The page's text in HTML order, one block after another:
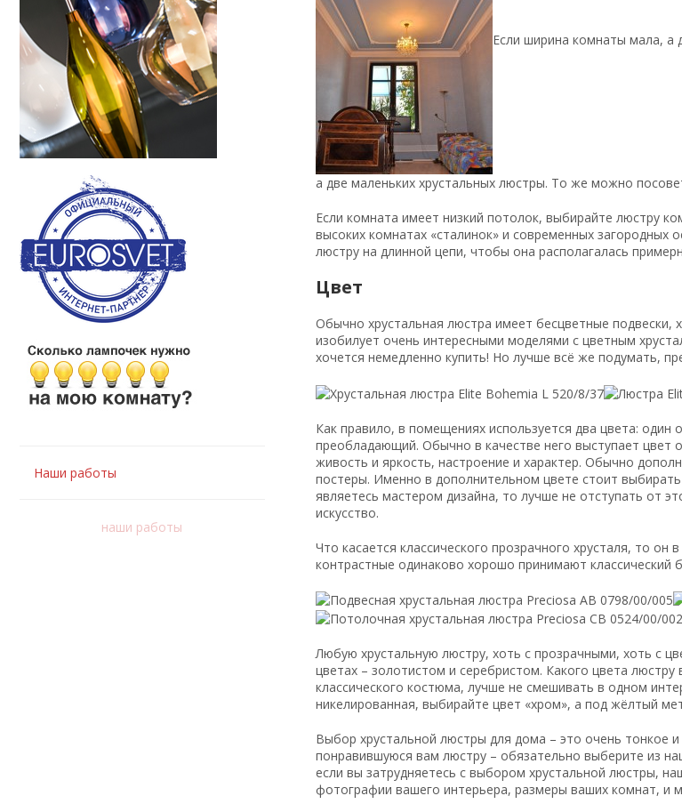
Если ширина комнаты мала, а
а две маленьких хрустальных люстры. То же можно
Если комната имеет низкий потолок, выбирайте люстру
высоких комнатах «сталинок» и современных
люстру на длинной цепи, чтобы она располагалась
Цвет
Обычно хрустальная люстра имеет бесцветные
изобилует очень интересными моделями с цветным
хочется немедленно купить! Но лучше всё же подумать,
Как правило, в помещениях используется два цвета:
преобладающий. Обычно в качестве него выступает цвет
живость и яркость, настроение и характер. Обычно
постеры. Именно в дополнительном цвете стоит
являетесь мастером дизайна, то лучше не отступать от
искусство.
Что касается классического прозрачного хрусталя, то
контрастные одинаково хорошо принимают классический
Любую хрустальную люстру, хоть с прозрачными, хоть с
цветах – золотистом и серебристом. Какого цвета
классического костюма, лучше не смешивать в одном
никелированная, выбирайте цвет «хром», а под жёлтый
Выбор хрустальной люстры для дома – это очень тонкое
понравившуюся вам люстру – обязательно выберите из
если вы затрудняетесь с выбором хрустальной люстры,
фотографии вашего интерьера, размеры ваших комнат,
Наши работы
наши работы